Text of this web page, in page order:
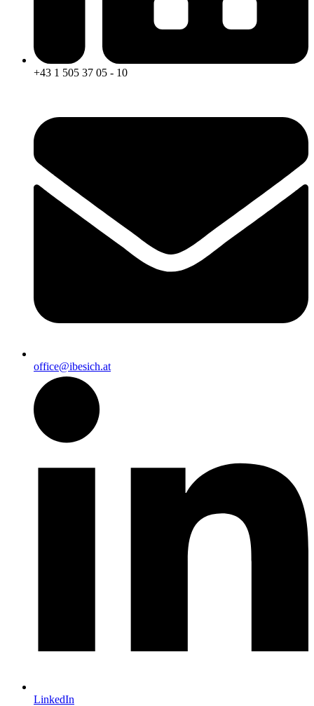
+43 1 505 37 05 - 10
office@ibesich.at
LinkedIn